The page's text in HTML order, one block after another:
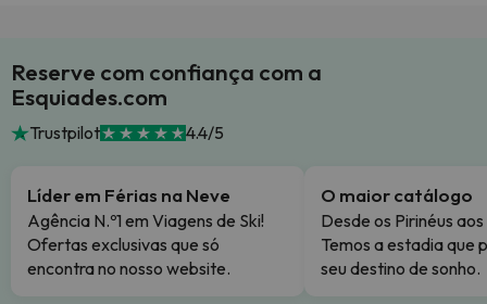
Reserve com confiança com a
Esquiades.com
Trustpilot 4.4/5
Líder em Férias na Neve
Agência N.º1 em Viagens de Ski!
Ofertas exclusivas que só
encontra no nosso website.
O maior catálogo
Desde os Pirinéus
Temos a estadia que
seu destino de sonho.